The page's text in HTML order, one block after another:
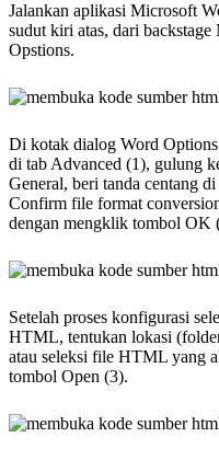
Jalankan aplikasi Microsoft
sudut kiri atas, dari
Opstions.
Di kotak dialog Word
di tab Advanced (1), gulung
General, beri tanda centang
Confirm file format
dengan mengklik tombol OK
Setelah proses konfigurasi
HTML, tentukan lokasi
atau seleksi file HTML yang
tombol Open (3).